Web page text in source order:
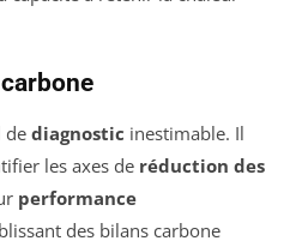
de diagnostic inestimable. Il
les axes de réduction des
performance
des bilans carbone